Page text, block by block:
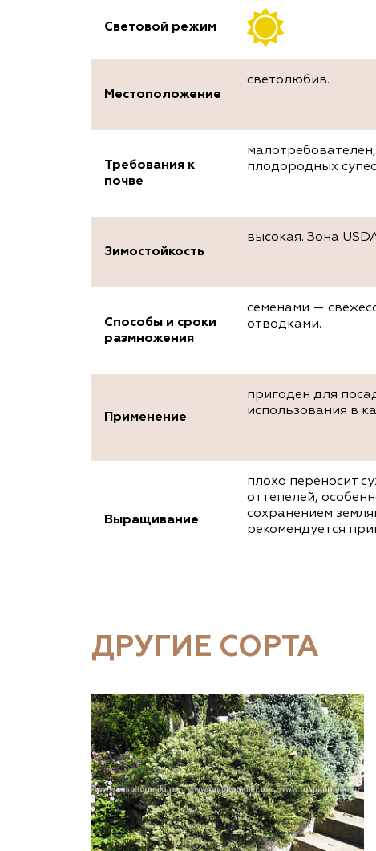
Световой режим
Местоположение
светолюбив.
Требования к
почве
плодородных
Зимостойкость
высокая. Зона
Способы и сроки
размножения
семенами —
отводками.
Применение
пригоден для
использования в
Выращивание
плохо переносит
оттепелей,
сохранением
рекомендуется
ДРУГИЕ СОРТА